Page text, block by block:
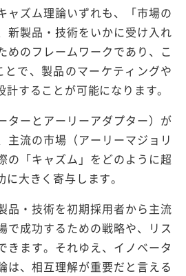
ャズム理論いずれも、「市場の
新製品・技術をいかに受け入れ
めのフレームワークであり、こ
で、製品のマーケティングや
することが可能になります。
ターとアーリーアダプター）が
主流の市場（アーリーマジョリ
の「キャズム」をどのように超
大きく寄与します。
品・技術を初期採用者から主流
で成功するための戦略や、リス
きます。それゆえ、イノベータ
は、相互理解が重要だと言える